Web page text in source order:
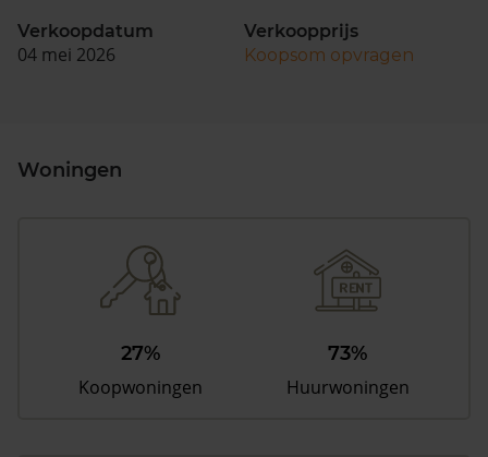
Verkoopdatum
04 mei 2026
Verkoopprijs
Koopsom opvragen
Woningen
27%
Koopwoningen
73%
Huurwoningen